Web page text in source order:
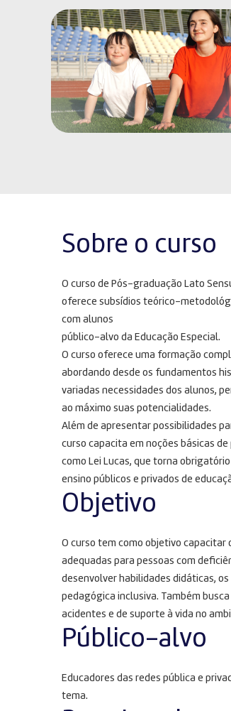
Sobre o curso
O curso de Pós-graduação Lato
oferece subsídios teórico-
com alunos
público-alvo da Educação Especial.
O curso oferece uma formação
abordando desde os fundamentos
variadas necessidades dos alunos,
ao máximo suas potencialidades.
Além de apresentar possibilidades
curso capacita em noções básicas
como Lei Lucas, que torna
ensino públicos e privados de
Objetivo
O curso tem como objetivo capacitar
adequadas para pessoas com
desenvolver habilidades didáticas,
pedagógica inclusiva. Também
acidentes e de suporte à vida no
Público-alvo
Educadores das redes pública e
tema.